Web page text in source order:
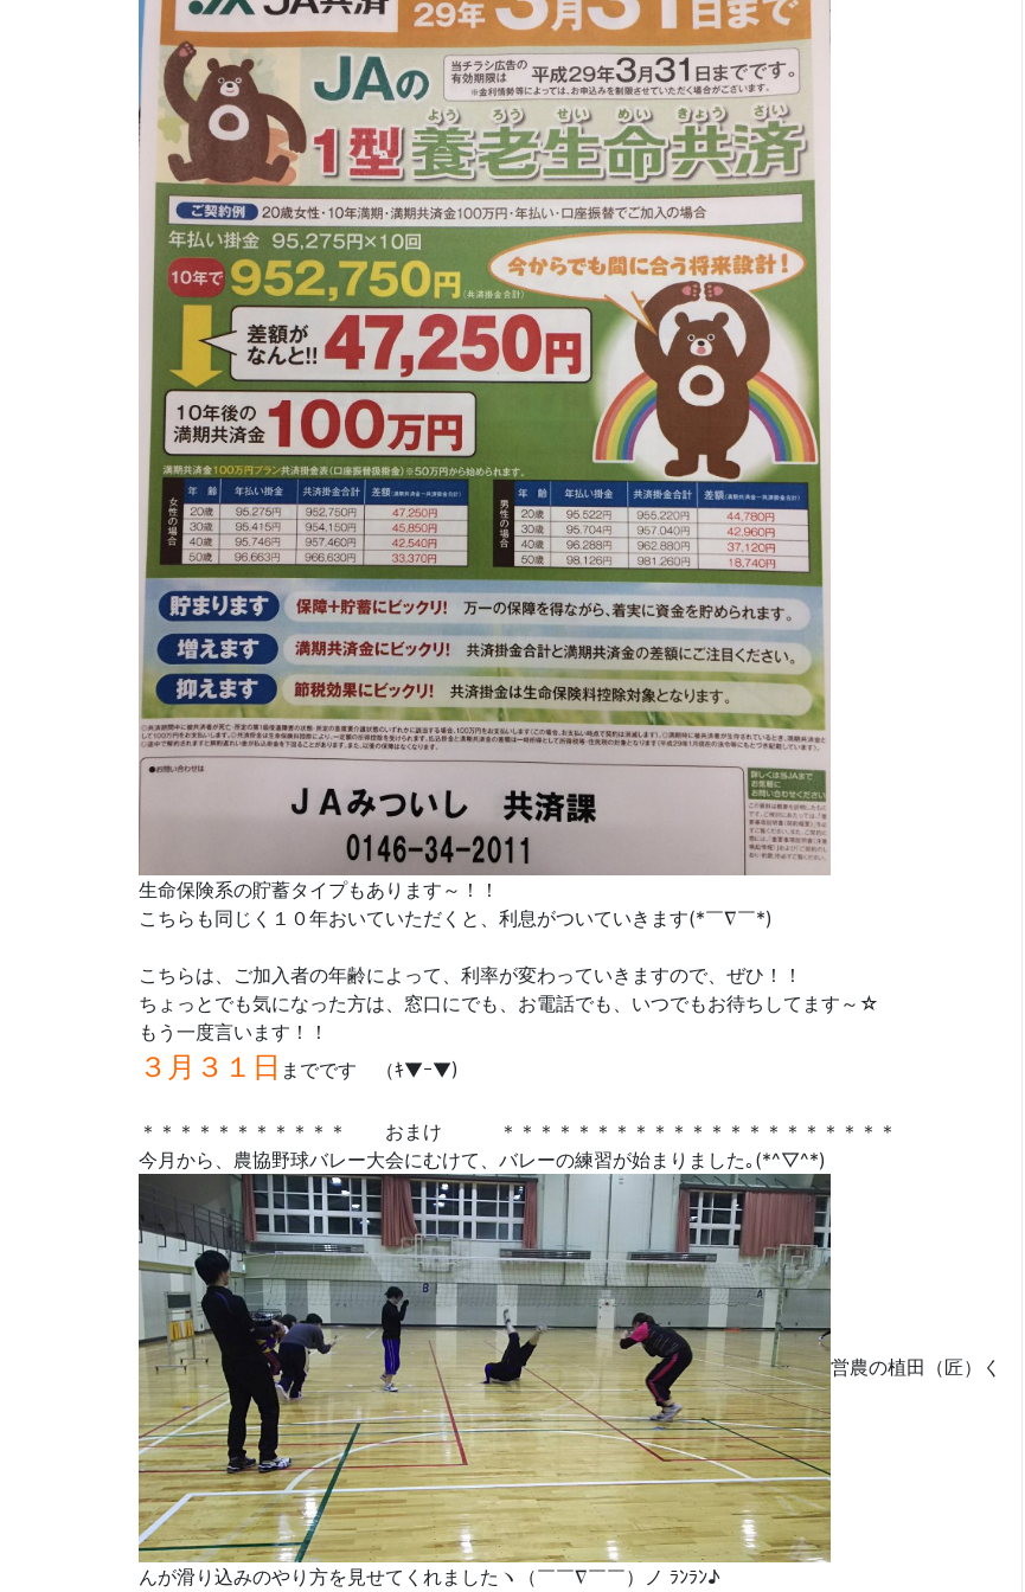
生命保険系の貯蓄タイプもあります～！！
こちらも同じく１０年おいていただくと、利息がついていきます(*￣∇￣*)
こちらは、ご加入者の年齢によって、利率が変わっていきますので、ぜひ！！
ちょっとでも気になった方は、窓口にでも、お電話でも、いつでもお待ちしてます～☆
もう一度言います！！
３月３１日 までですゞ（ｷ▼ｰ▼)ゞ
＊＊＊＊＊＊＊＊＊＊＊ おまけ ＊＊＊＊＊＊＊＊＊＊＊＊＊＊＊＊＊＊＊＊＊
今月から、農協野球バレー大会にむけて、バレーの練習が始まりました｡(*^▽^*)ゞ
営農の植田（匠）く
んが滑り込みのやり方を見せてくれましたヽ（￣￣∇￣￣）ノ ﾗﾝﾗﾝ♪